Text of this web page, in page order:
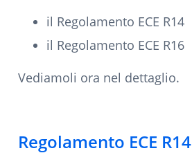
il Regolamento ECE R14
il Regolamento ECE R16
Vediamoli ora nel dettaglio.
Regolamento ECE R14